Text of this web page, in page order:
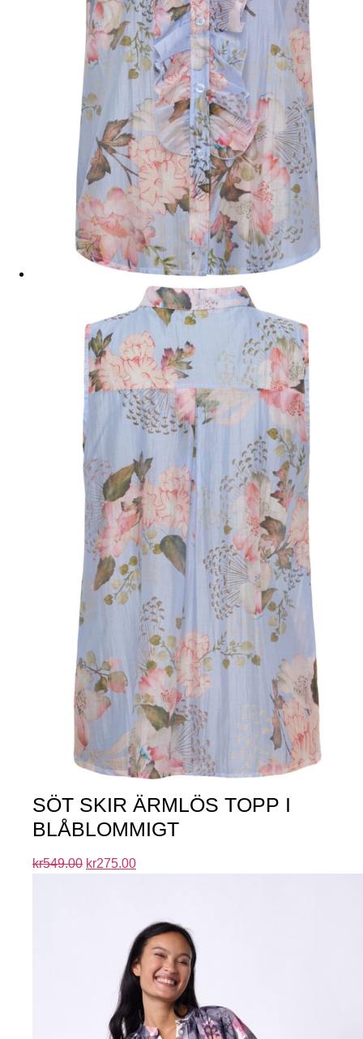
SÖT SKIR ÄRMLÖS TOPP I
BLÅBLOMMIGT
kr549.00 kr275.00